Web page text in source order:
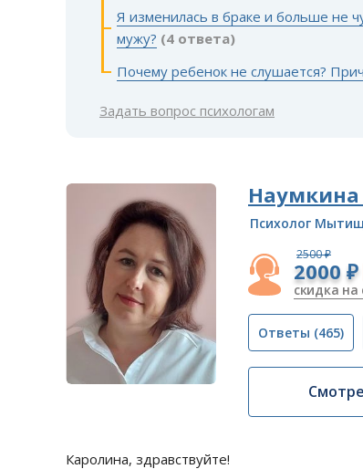
Я изменилась в браке и больше не
мужу? (4 ответа)
Почему ребенок не слушается?
Задать вопрос психологам
Психолог
2500 ₽
2000 ₽
скидка на
Ответы (465)
Каролина, здравствуйте!